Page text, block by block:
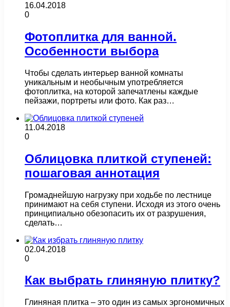
16.04.2018
0
Фотоплитка для ванной.
Особенности выбора
Чтобы сделать интерьер ванной комнаты
уникальным и необычным употребляется
фотоплитка, на которой запечатлены каждые
пейзажи, портреты или фото. Как раз…
11.04.2018
0
Облицовка плиткой ступеней:
пошаговая аннотация
Громаднейшую нагрузку при ходьбе по лестнице
принимают на себя ступени. Исходя из этого очень
принципиально обезопасить их от разрушения,
сделать…
02.04.2018
0
Как выбрать глиняную плитку?
Глиняная плитка – это один из самых эргономичных